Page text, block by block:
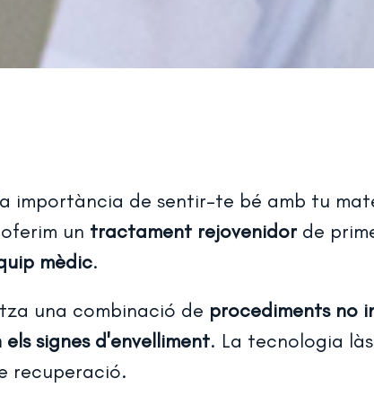
importància de sentir-te bé amb tu
un tractament rejovenidor de
mèdic.
una combinació de procediments no
els signes d'envelliment. La tecnologia
recuperació.